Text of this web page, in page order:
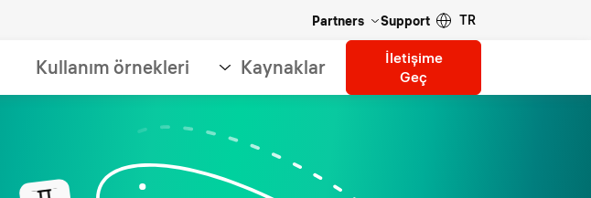
Partners Support TR
Kullanım örnekleri Kaynaklar
İletişime
Geç